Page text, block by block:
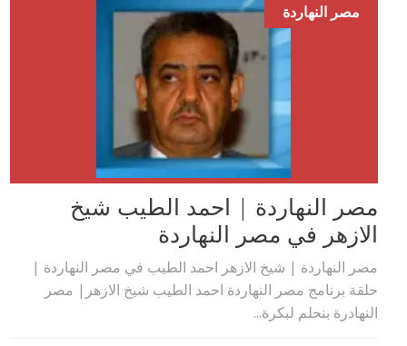
مصر النهاردة
مصر النهاردة | احمد الطيب شيخ
الازهر في مصر النهاردة
مصر النهاردة | شيخ الازهر احمد الطيب في مصر النهاردة |
حلقة برنامج مصر النهاردة احمد الطيب شيخ الازهر| مصر
النهادرة بنحلم لبكرة...